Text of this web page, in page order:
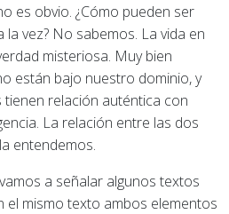
es obvio. ¿Cómo pueden ser
vez? No sabemos. La vida en
misteriosa. Muy bien
están bajo nuestro dominio, y
tienen relación auténtica con
La relación entre las dos
entendemos.
a señalar algunos textos
el mismo texto ambos elementos